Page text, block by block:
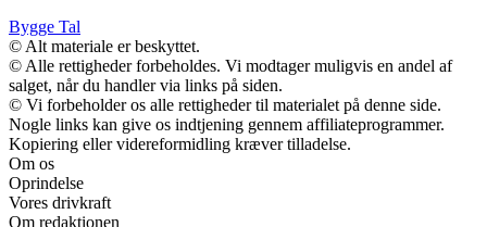
Bygge Tal
© Alt materiale er beskyttet.
© Alle rettigheder forbeholdes. Vi modtager muligvis en andel af
salget, når du handler via links på siden.
© Vi forbeholder os alle rettigheder til materialet på denne side.
Nogle links kan give os indtjening gennem affiliateprogrammer.
Kopiering eller videreformidling kræver tilladelse.
Om os
Oprindelse
Vores drivkraft
Om redaktionen